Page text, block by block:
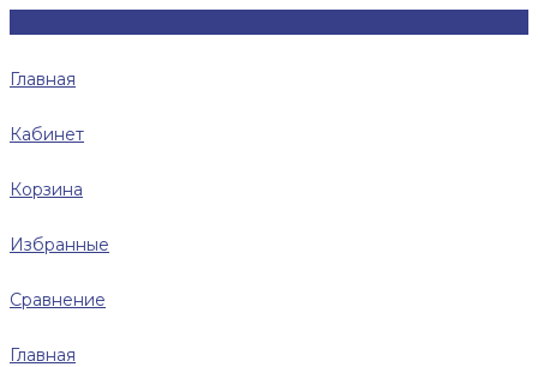
Главная
Кабинет
Корзина
Избранные
Сравнение
Главная